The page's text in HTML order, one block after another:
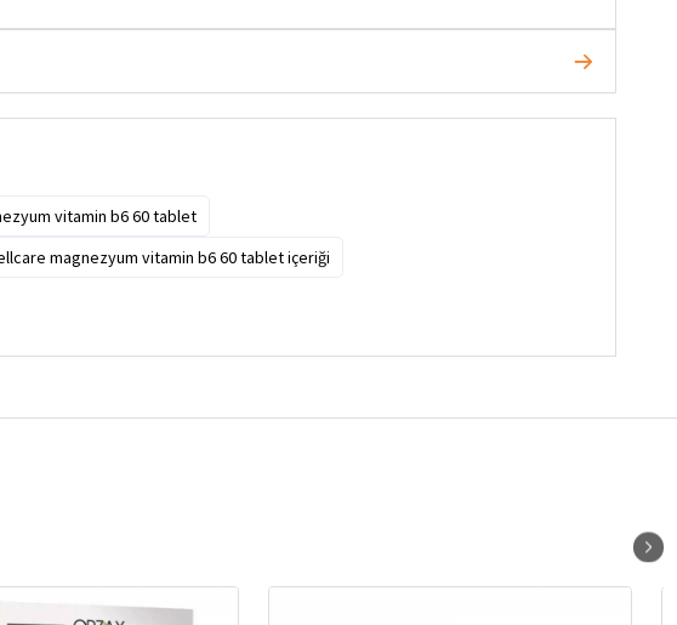
vitamin b6 60 tablet
magnezyum vitamin b6 60 tablet içeriği